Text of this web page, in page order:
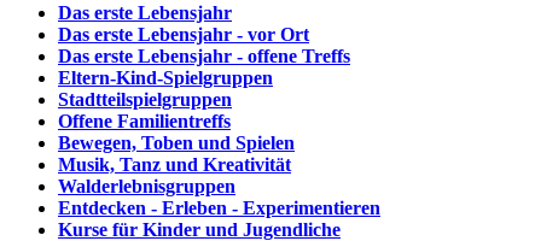
Das erste Lebensjahr
Das erste Lebensjahr - vor Ort
Das erste Lebensjahr - offene Treffs
Eltern-Kind-Spielgruppen
Stadtteilspielgruppen
Offene Familientreffs
Bewegen, Toben und Spielen
Musik, Tanz und Kreativität
Walderlebnisgruppen
Entdecken - Erleben - Experimentieren
Kurse für Kinder und Jugendliche